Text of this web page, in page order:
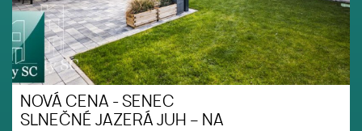
NOVÁ CENA - SENEC
SLNEČNÉ JAZERÁ JUH – NA